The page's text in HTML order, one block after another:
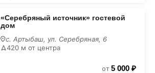
«Серебряный источник» гостевой
дом
с. Артыбаш, ул. Серебряная, 6
420 м от центра
от 5 000 ₽